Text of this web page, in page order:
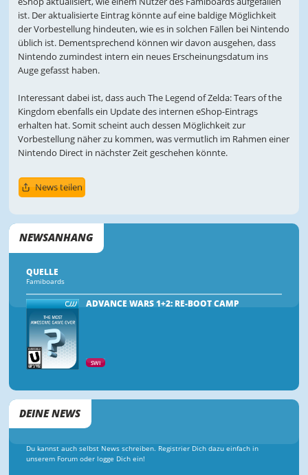
ist. Der aktualisierte Eintrag könnte auf eine baldige Möglichkeit
der Vorbestellung hindeuten, wie es in solchen Fällen bei Nintendo
üblich ist. Dementsprechend können wir davon ausgehen, dass
Nintendo zumindest intern ein neues Erscheinungsdatum ins
Auge gefasst haben.
Interessant dabei ist, dass auch The Legend of Zelda: Tears of the
Kingdom ebenfalls ein Update des internen eShop-Eintrags
erhalten hat. Somit scheint auch dessen Möglichkeit zur
Vorbestellung näher zu kommen, was vermutlich im Rahmen einer
Nintendo Direct in nächster Zeit geschehen könnte.
News teilen
NEWSANHANG
QUELLE
Famiboards
ADVANCE WARS 1+2: RE-BOOT CAMP
SWI
DEINE NEWS
Du kannst auch selbst News schreiben. Registrier Dich dazu einfach in
unserem Forum oder logge Dich ein!